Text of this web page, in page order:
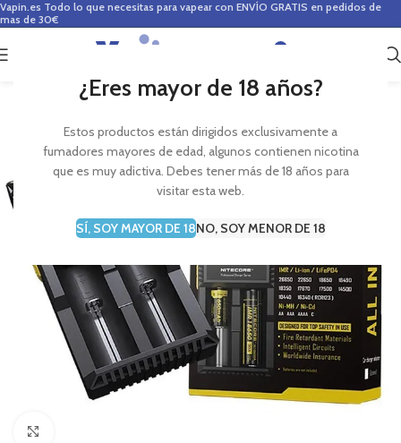
¿Eres mayor de 18 años?
Estos productos están dirigidos exclusivamente a
fumadores mayores de edad, algunos contienen nicotina
que es muy adictiva. Debes tener más de 18 años para
visitar esta web.
SÍ, SOY MAYOR DE 18NO, SOY MENOR DE 18
Vapin.es Todo lo que necesitas para vapear con ENVÍO GRATIS en pedidos de
mas de 30€
0